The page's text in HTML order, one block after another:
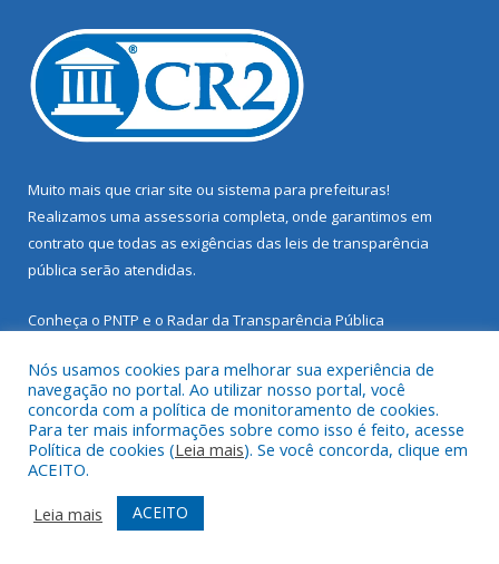
Muito mais que criar site ou sistema para prefeituras!
Realizamos uma assessoria completa, onde garantimos em
contrato que todas as exigências das leis de transparência
pública serão atendidas.
Conheça o PNTP e o Radar da Transparência Pública
Todos os direitos reservados a Prefeitura Municipal de Santarém
Novo.
Mapa do Site
Acessar Área Administrativa
Acessar Webmail
Nós usamos cookies para melhorar sua experiência de
navegação no portal. Ao utilizar nosso portal, você
concorda com a política de monitoramento de cookies.
Para ter mais informações sobre como isso é feito, acesse
Política de cookies (Leia mais). Se você concorda, clique em
ACEITO.
Leia mais
ACEITO